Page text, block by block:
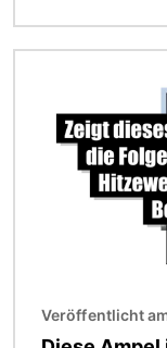
Veröffentlicht